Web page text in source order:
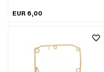
Material: NBR · Breite: 7 mm · Ø
EUR 6,00